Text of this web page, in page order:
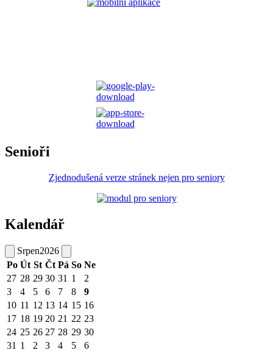
Senioři
Zjednodušená verze stránek nejen pro seniory
Kalendář
Srpen2026
Po Út St Čt Pá So Ne
27 28 29 30 31 1
2
3
4 5 6 7 8
9
10 11 12 13 14 15 16
17 18 19 20 21 22 23
24 25 26 27 28 29 30
31 1 2 3 4 5 6